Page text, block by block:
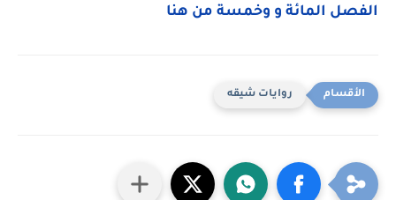
الفصل المائة و وخمسة من هنا
روايات شيقه